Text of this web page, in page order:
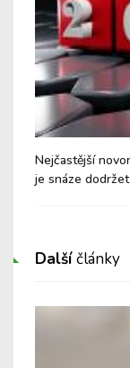
Nejčastější
je snáze dodržet
Dalšíčlánky